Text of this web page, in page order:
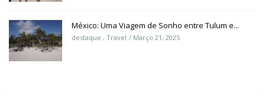
México: Uma Viagem de Sonho entre Tulum e...
destaque , Travel Março 21, 2025